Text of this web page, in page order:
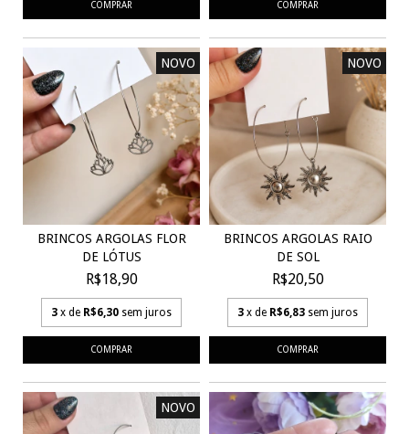
NOVO
BRINCOS ARGOLAS FLOR
DE LÓTUS
R$18,90
3 x de R$6,30 sem juros
NOVO
BRINCOS ARGOLAS RAIO
DE SOL
R$20,50
3 x de R$6,83 sem juros
NOVO